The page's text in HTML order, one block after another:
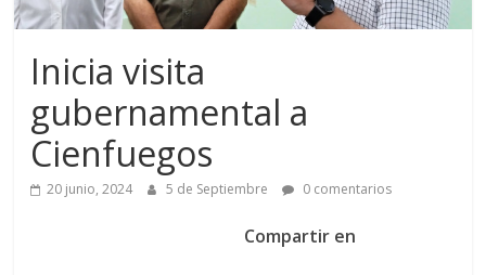
Inicia visita
gubernamental a
Cienfuegos
20 junio, 2024 5 de Septiembre 0 comentarios
Compartir en